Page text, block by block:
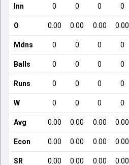
Inn 0 0 0 0
O 0.00 0.00 0.00 0.00
Mdns 0 0 0 0
Balls 0 0 0 0
Runs 0 0 0 0
W 0 0 0 0
Avg 0.00 0.00 0.00 0.00
Econ 0.00 0.00 0.00 0.00
SR 0.00 0.00 0.00 0.00